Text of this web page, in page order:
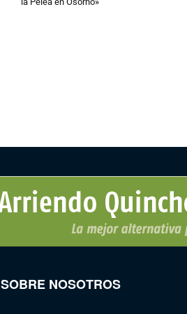
SOBRE NOSOTROS